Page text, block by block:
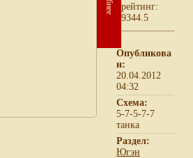
рейтинг:
9344.5
Опубликова
н:
20.04.2012
04:32
Схема:
5-7-5-7-7
танка
Раздел:
Югэн